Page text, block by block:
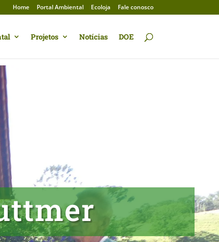
Home Portal Ambiental Ecoloja Fale conosco
Projetos Notícias DOE